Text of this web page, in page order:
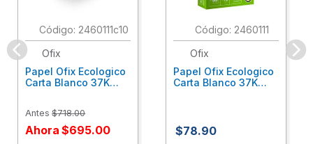
: 2460111c10
Ofix
Papel Ofix Ecologico
Carta Blanco 37K
Antes $718.00
Ahora $695.00
: 2460111
Ofix
Papel Ofix Ecologico
Carta Blanco 37K
$78.90